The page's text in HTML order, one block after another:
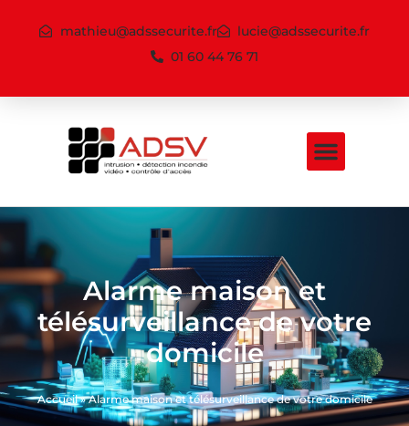
mathieu@adssecurite.fr
lucie@adssecurite.fr
01 60 44 76 71
Alarme maison et
télésurveillance de votre
domicile
Accueil»Alarme maison et télésurveillance de votre domicile